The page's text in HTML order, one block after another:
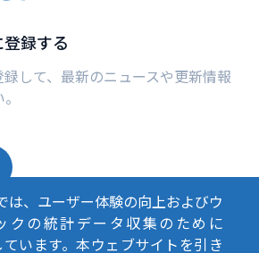
は、ユーザー体験の向上およびウ
クの統計データ収集のために
います。本ウェブサイトを引き
録する
して、最新のニュースや更新情報
Top